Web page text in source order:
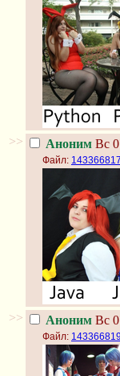
>> Аноним Вс
Файл:
>> Аноним Вс
Файл: